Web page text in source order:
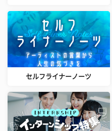
セルフライナーノーツ